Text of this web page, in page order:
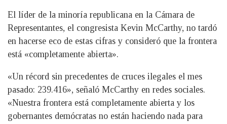
El líder de la minoría republicana en la Cámara de
Representantes, el congresista Kevin McCarthy, no tardó
en hacerse eco de estas cifras y consideró que la frontera
está «completamente abierta».
«Un récord sin precedentes de cruces ilegales el mes
pasado: 239.416», señaló McCarthy en redes sociales.
«Nuestra frontera está completamente abierta y los
gobernantes demócratas no están haciendo nada para